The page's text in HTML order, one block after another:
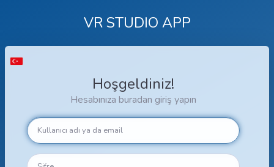
VR STUDIO APP
Hoşgeldiniz!
Hesabınıza buradan giriş yapın